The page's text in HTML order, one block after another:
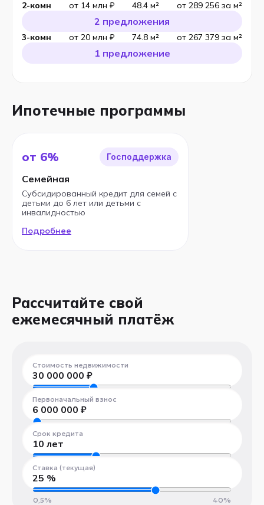
2-комн 48.4 м²
от 14 млн ₽ от 289 256 за м²
2 предложения
3-комн 74.8 м²
от 20 млн ₽ от 267 379 за м²
1 предложение
Ипотечные программы
от 6% Господдержка
Семейная
Субсидированный кредит для семей с
детьми до 6 лет или детьми с
инвалидностью
Подробнее
Рассчитайте свой
ежемесячный платёж
Стоимость недвижимости
30 000 000 ₽
300 000 ₽
Первоначальный взнос
6 000 000 ₽
300 000 ₽
Срок кредита
10 лет
1 год
Ставка (текущая)
25 %
0,5% 40%